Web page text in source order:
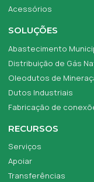
Acessórios
SOLUÇÕES
Abastecimento
Distribuição de Gás
Oleodutos de
Dutos Industriais
Fabricação de
RECURSOS
Serviços
Apoiar
Transferências